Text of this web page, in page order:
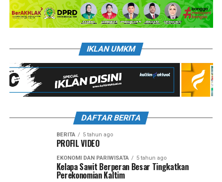
IKLAN UMKM
DAFTAR BERITA
BERITA 5 tahun ago
PROFIL VIDEO
EKONOMI DAN PARIWISATA 5 tahun ago
Kelapa Sawit Berperan Besar Tingkatkan
Perekonomian Kaltim